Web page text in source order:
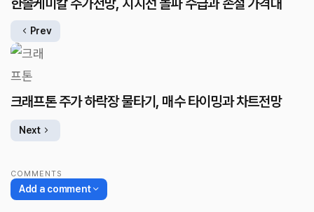
Prev
크래프톤 주가 하락장 물타기, 매수 타이밍과 차트전망
Next
COMMENTS
Add a comment